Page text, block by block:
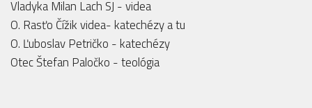
Vladyka Milan Lach SJ - videa
O. Rasťo Čížik videa- katechézyatu
O. Ľuboslav Petričko - katechézy
Otec Štefan Paločko - teológia